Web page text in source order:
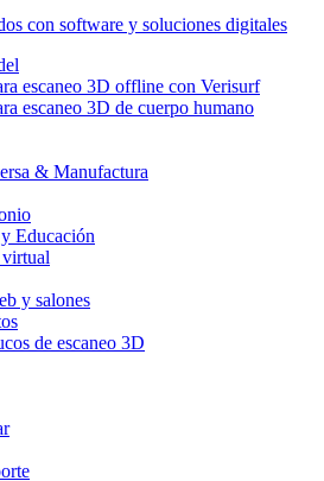
con software y soluciones digitales
escaneo 3D offline con Verisurf
escaneo 3D de cuerpo humano
& Manufactura
Educación
y salones
de escaneo 3D